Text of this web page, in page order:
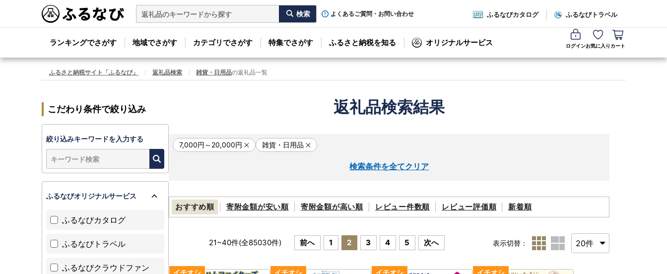
よくあるご質問・お問い合わせ ふるなびカタログ ふるなびトラベル
ランキングでさがす 地域でさがす カテゴリでさがす 特集でさがす ふるさと納税を知る オリジナルサービス ログインお気に入り カート
ふるさと納税サイト「ふるなび」 返礼品検索 雑貨・日用品の返礼品一覧
返礼品検索結果
7,000円～20,000円 雑貨・日用品
検索条件を全てクリア
おすすめ順 寄附金額が安い順 寄附金額が高い順 レビュー件数順 レビュー評価順 新着順
21~40件(全85030件) 前へ 1 2 3 4 5 次へ 表示切替：
こだわり条件で絞り込み
絞り込みキーワードを入力する
ふるなびオリジナルサービス
ふるなびカタログ
ふるなびトラベル
ふるなびクラウドファン